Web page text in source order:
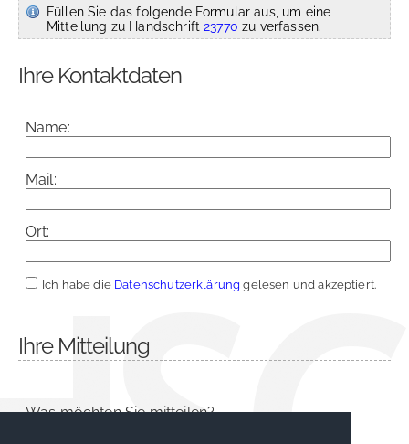
Füllen Sie das folgende Formular aus, um eine
Mitteilung zu Handschrift23770 zu verfassen.
Ihre Kontaktdaten
Name:
Mail:
Ort:
Ich habe die Datenschutzerklärung gelesen und akzeptiert.
Ihre Mitteilung
Was möchten Sie mitteilen?